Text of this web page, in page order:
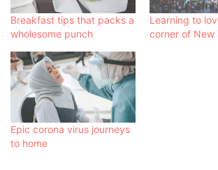
Breakfast tips that packs a
wholesome punch
Learning to
corner of New
Epic corona virus journeys
to home